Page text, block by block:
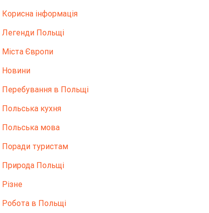
Корисна інформація
Легенди Польщі
Міста Європи
Новини
Перебування в Польщі
Польська кухня
Польська мова
Поради туристам
Природа Польщі
Різне
Робота в Польщі